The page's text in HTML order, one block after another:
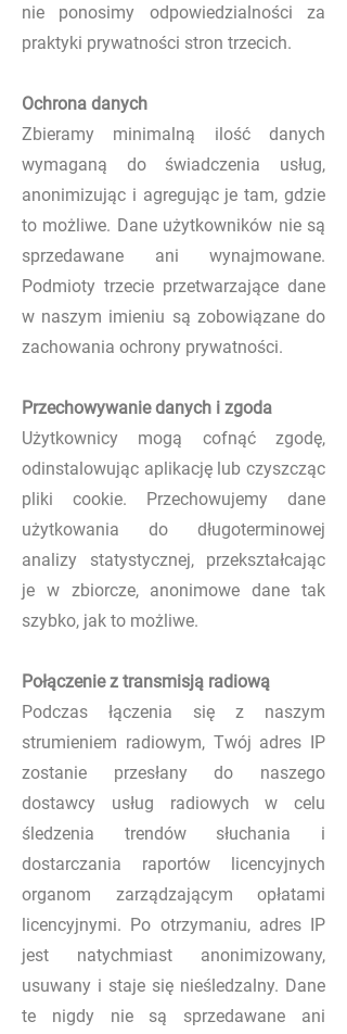
nie ponosimy odpowiedzialności za
praktyki prywatności stron trzecich.
Ochrona danych
Zbieramy minimalną ilość danych
wymaganą do świadczenia usług,
anonimizując i agregując je tam, gdzie
to możliwe. Dane użytkowników nie są
sprzedawane ani wynajmowane.
Podmioty trzecie przetwarzające dane
w naszym imieniu są zobowiązane do
zachowania ochrony prywatności.
Przechowywanie danych i zgoda
Użytkownicy mogą cofnąć zgodę,
odinstalowując aplikację lub czyszcząc
pliki cookie. Przechowujemy dane
użytkowania do długoterminowej
analizy statystycznej, przekształcając
je w zbiorcze, anonimowe dane tak
szybko, jak to możliwe.
Połączenie z transmisją radiową
Podczas łączenia się z naszym
strumieniem radiowym, Twój adres IP
zostanie przesłany do naszego
dostawcy usług radiowych w celu
śledzenia trendów słuchania i
dostarczania raportów licencyjnych
organom zarządzającym opłatami
licencyjnymi. Po otrzymaniu, adres IP
jest natychmiast anonimizowany,
usuwany i staje się nieśledzalny. Dane
te nigdy nie są sprzedawane ani